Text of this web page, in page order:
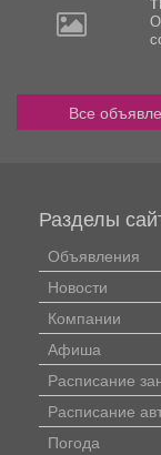
Все
Разделы
Объявления
Новости
Компании
Афиша
Расписание
Расписание
Погода